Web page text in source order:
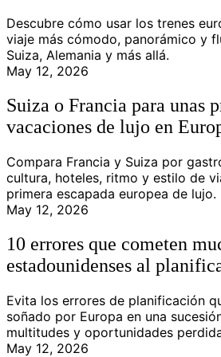
Descubre cómo usar los trenes
viaje más cómodo, panorámico y
Suiza, Alemania y más allá.
May 12, 2026
Suiza o Francia para unas
vacaciones de lujo en
Compara Francia y Suiza por
cultura, hoteles, ritmo y estilo de
primera escapada europea de lujo.
May 12, 2026
10 errores que cometen
estadounidenses al
Evita los errores de planificación
soñado por Europa en una
multitudes y oportunidades
May 12, 2026